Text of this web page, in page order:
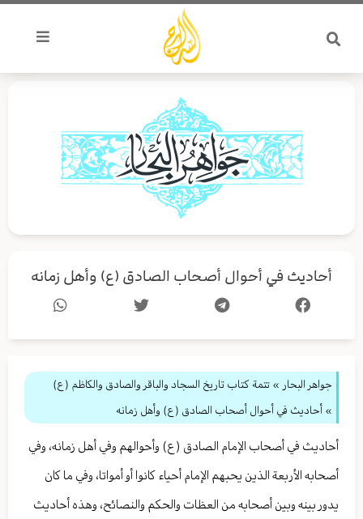
تخطي
المحتوى
أحاديث في أحوال أصحاب الصادق (ع) وأهل زمانه
جواهر البحار » تتمة كتاب تاريخ السجاد والباقر والصادق والكاظم (ع)
» أحاديث في أحوال أصحاب الصادق (ع) وأهل زمانه
أحاديث في أصحاب الإمام الصادق (ع) وأحوالهم وفي أهل زمانه، وفي
أصحابه الأربعة الذين يحبهم الإمام أحياء كانوا أو أمواتا، وفي ما كان
يدور بينه وبين أصحابه من العظات والحكم والنصائح، وهذه أحاديث